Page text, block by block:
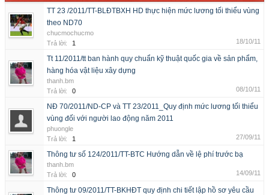
TT 23 /2011/TT-BLĐTBXH HD thực hiện mức lương tối thiểu vùng
theo ND70
chucmochucmo
Trả lời:
1 18/10/11
Tt 11/2011/tt ban hành quy chuẩn kỹ thuật quốc gia về sản phẩm,
hàng hóa vật liệu xây dựng
thanh.bm
Trả lời:
0 08/10/11
NĐ 70/2011/ND-CP và TT 23/2011_Quy định mức lương tối thiểu
vùng đối với người lao động năm 2011
phuongle
Trả lời:
1 27/09/11
Thông tư số 124/2011/TT-BTC Hướng dẫn về lệ phí trước bạ
thanh.bm
Trả lời:
0 14/09/11
Thông tư 09/2011/TT-BKHĐT quy định chi tiết lập hồ sơ yêu cầu